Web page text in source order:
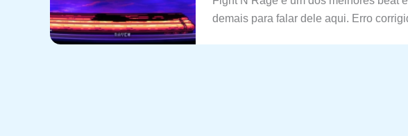
demais para falar dele aqui. Erro